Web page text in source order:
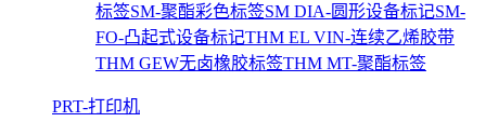
标签SM-聚酯彩色标签SM DIA-圆形设备标记SM-
FO-凸起式设备标记THM EL VIN-连续乙烯胶带
THM GEW无卤橡胶标签THM MT-聚酯标签
PRT-打印机